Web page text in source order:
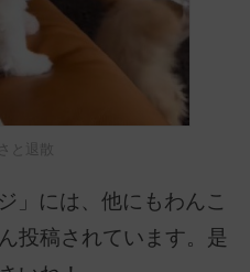
と退散
」には、他にもわんこ
投稿されています。是